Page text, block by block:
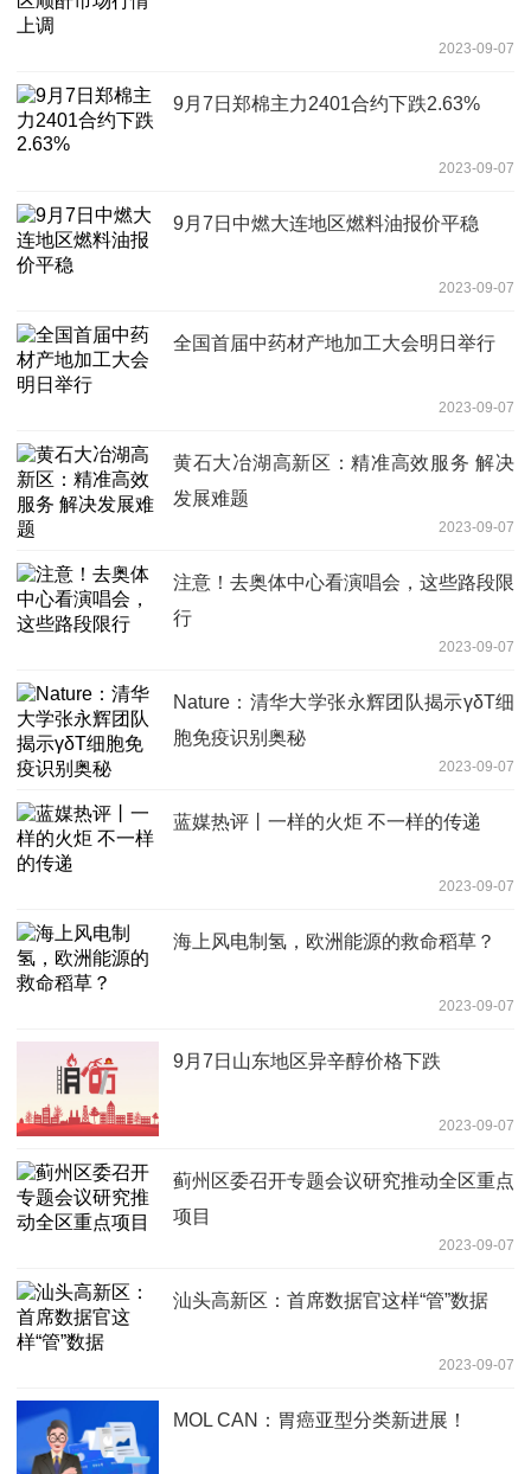
2023-09-07
9月7日郑棉主力2401合约下跌2.63%
2023-09-07
9月7日中燃大连地区燃料油报价平稳
2023-09-07
全国首届中药材产地加工大会明日举行
2023-09-07
黄石大冶湖高新区：精准高效服务 解决
发展难题
2023-09-07
注意！去奥体中心看演唱会，这些路段限
行
2023-09-07
Nature：清华大学张永辉团队揭示γδT细
胞免疫识别奥秘
2023-09-07
蓝媒热评丨一样的火炬 不一样的传递
2023-09-07
海上风电制氢，欧洲能源的救命稻草？
2023-09-07
9月7日山东地区异辛醇价格下跌
2023-09-07
蓟州区委召开专题会议研究推动全区重点
项目
2023-09-07
汕头高新区：首席数据官这样“管”数据
2023-09-07
MOL CAN：胃癌亚型分类新进展！